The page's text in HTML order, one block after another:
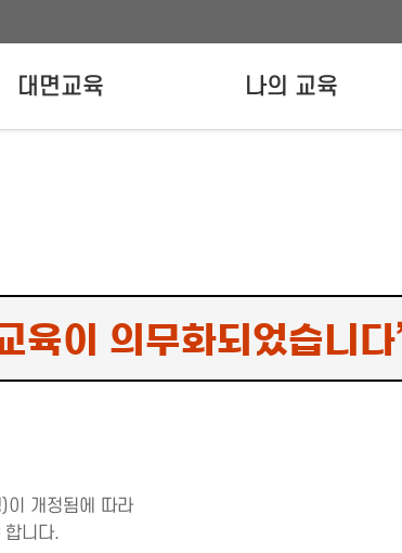
대면교육 나의 교육
육이 의무화되었습니다
개정됨에 따라
합니다.